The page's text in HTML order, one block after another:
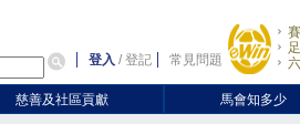
登入 /登記 常見問題
慈善及社區貢獻 馬會知多少